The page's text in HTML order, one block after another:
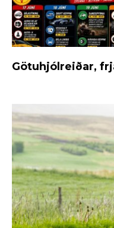
Götuhjólreiðar,